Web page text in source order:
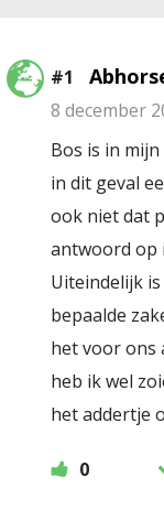
#1
8 december
Bos is in
in dit geval
ook niet dat
antwoord op
Uiteindelijk
bepaalde
het voor ons
heb ik wel
het addertje
0